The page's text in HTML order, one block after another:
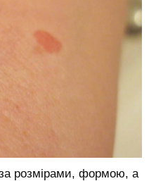
за розмірами, формою, а